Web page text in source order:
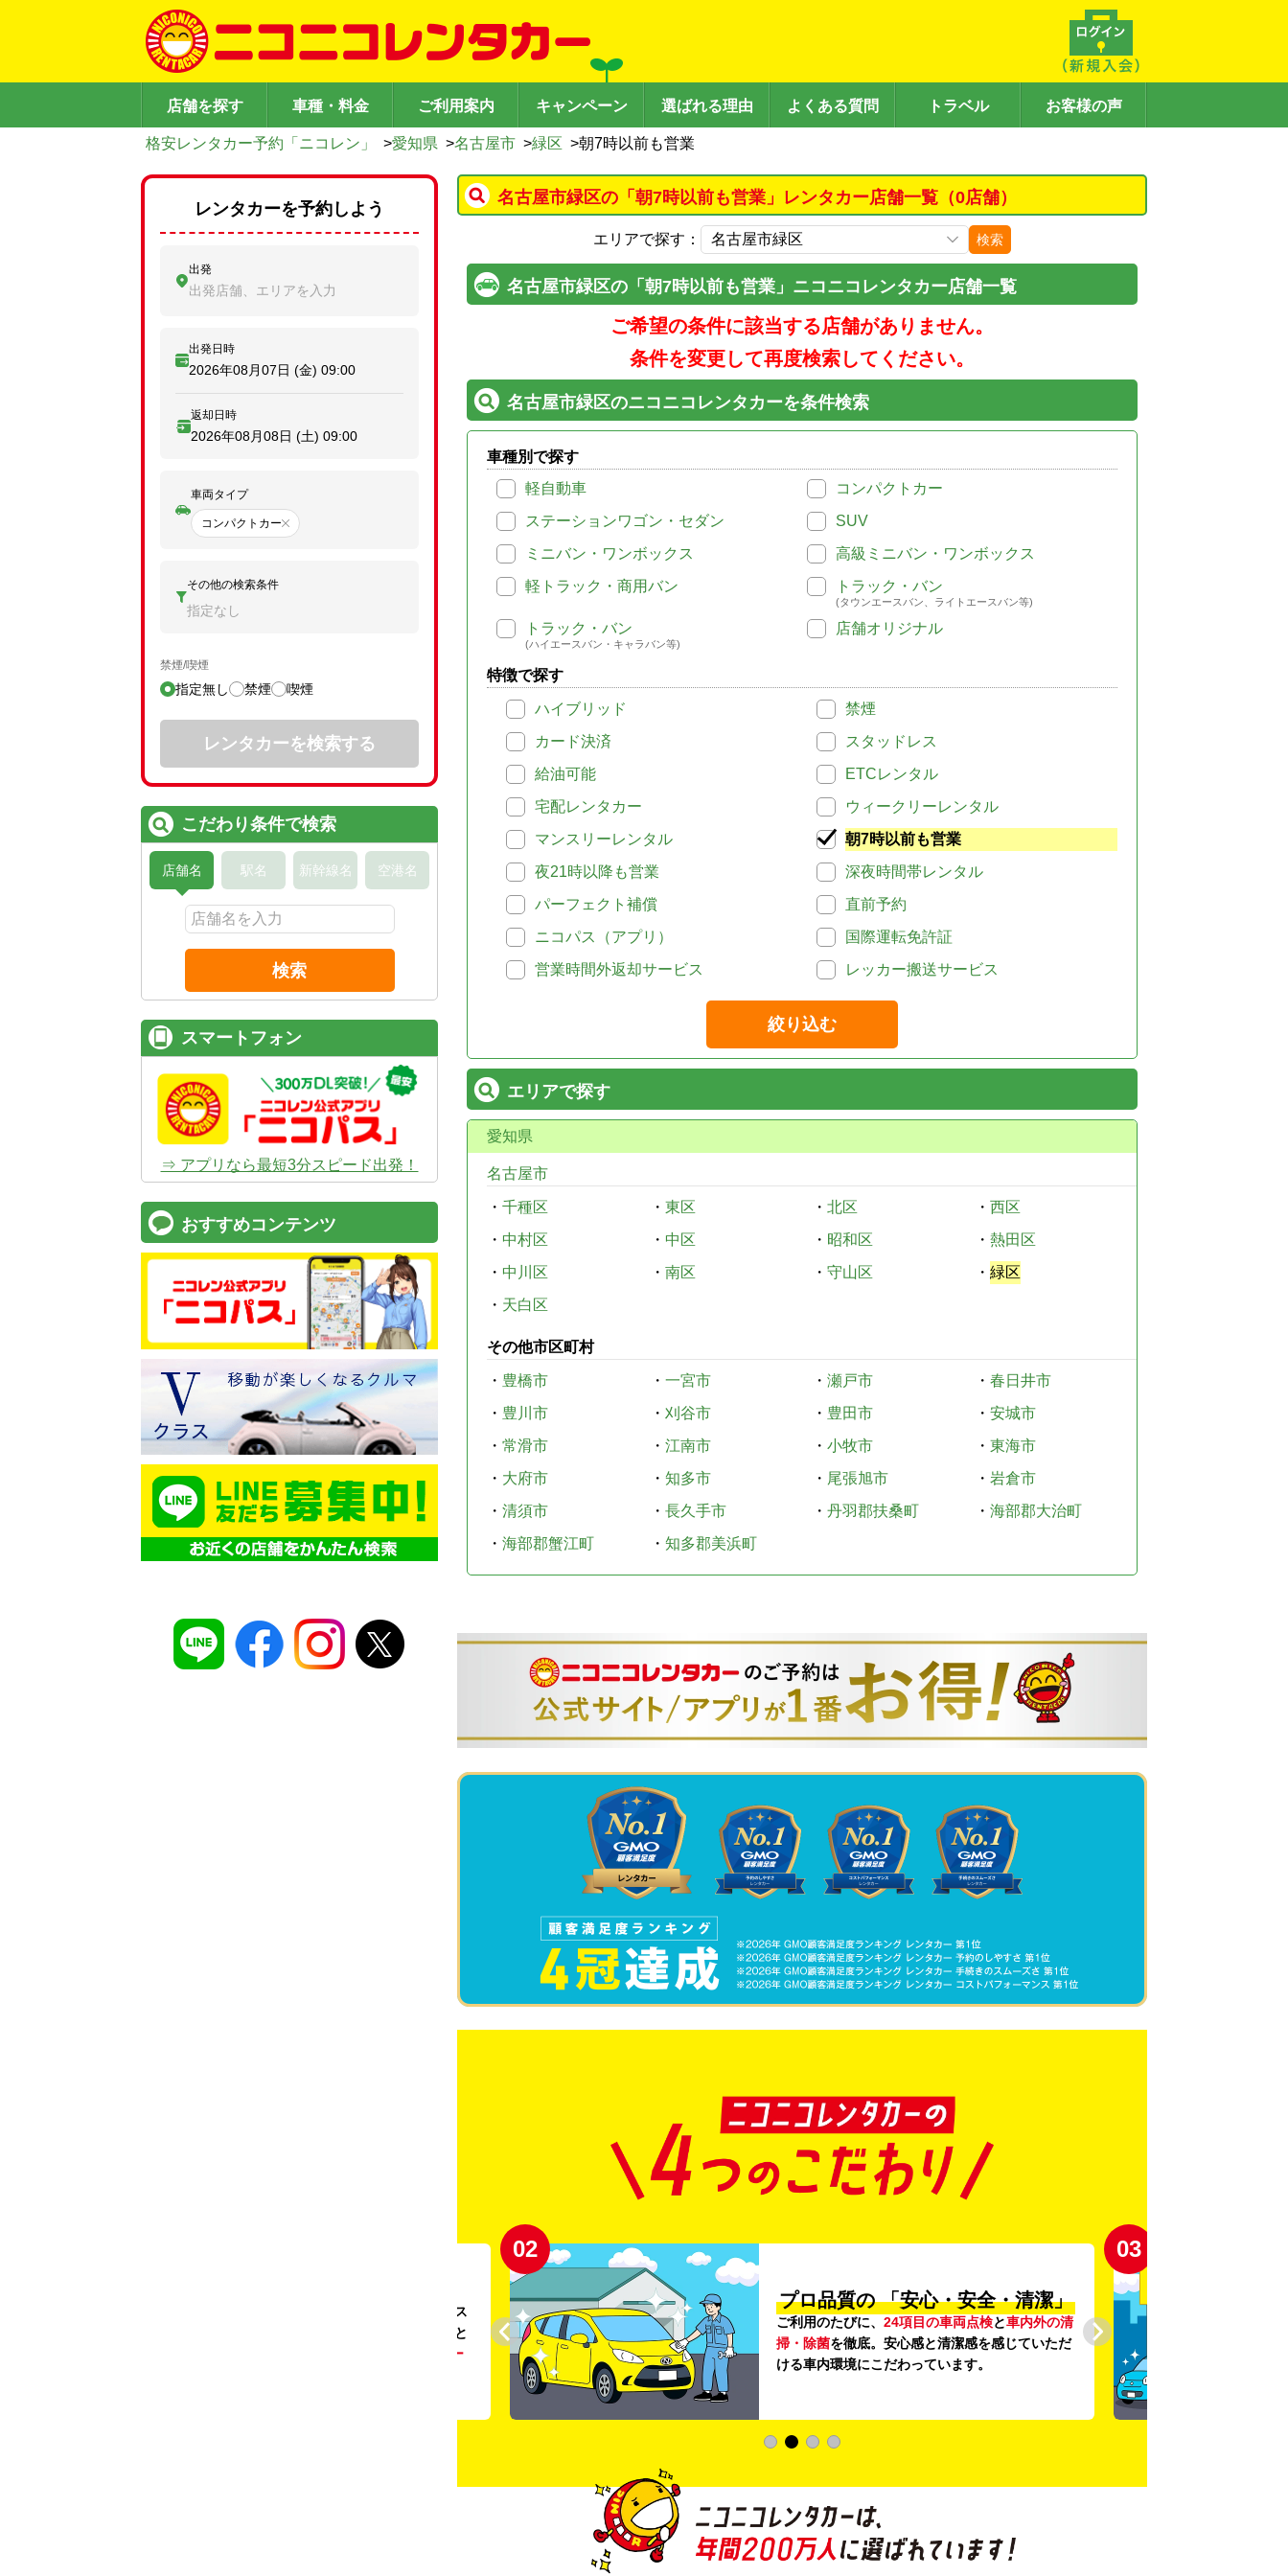
店舗を探す 車種・料金 ご利用案内 キャンペーン 選ばれる理由 よくある質問 トラベル お客様の声
格安レンタカー予約「ニコレン」 >愛知県 >名古屋市 >緑区 >朝7時以前も営業
名古屋市緑区の「朝7時以前も営業」レンタカー店舗一覧（0店舗）
エリアで探す： 検索
名古屋市緑区の「朝7時以前も営業」ニコニコレンタカー店舗一覧
ご希望の条件に該当する店舗がありません。
条件を変更して再度検索してください。
名古屋市緑区のニコニコレンタカーを条件検索
車種別で探す
軽自動車
コンパクトカー
ステーションワゴン・セダン
SUV
ミニバン・ワンボックス
高級ミニバン・ワンボックス
軽トラック・商用バン
トラック・バン
(タウンエースバン、ライトエースバン等)
トラック・バン
(ハイエースバン・キャラバン等)
店舗オリジナル
特徴で探す
ハイブリッド
禁煙
カード決済
スタッドレス
給油可能
ETCレンタル
宅配レンタカー
ウィークリーレンタル
マンスリーレンタル
朝7時以前も営業
夜21時以降も営業
深夜時間帯レンタル
パーフェクト補償
直前予約
ニコパス（アプリ）
国際運転免許証
営業時間外返却サービス
レッカー搬送サービス
絞り込む
エリアで探す
愛知県
名古屋市
・ 千種区 ・ 東区 ・ 北区 ・ 西区
・ 中村区 ・ 中区 ・ 昭和区 ・ 熱田区
・ 中川区 ・ 南区 ・ 守山区 ・ 緑区
・ 天白区
その他市区町村
・ 豊橋市 ・ 一宮市 ・ 瀬戸市 ・ 春日井市
・ 豊川市 ・ 刈谷市 ・ 豊田市 ・ 安城市
・ 常滑市 ・ 江南市 ・ 小牧市 ・ 東海市
・ 大府市 ・ 知多市 ・ 尾張旭市 ・ 岩倉市
・ 清須市 ・ 長久手市 ・ 丹羽郡扶桑町 ・ 海部郡大治町
・ 海部郡蟹江町 ・ 知多郡美浜町
。ガソリンス
タンドや整備工場の既存インフラを活用すること
リー
02
プロ品質の 「安心・安全・清潔」
ご利用のたびに、 24項目の車両点検と車内外の清
掃・除菌を徹底。安心感と清潔感を感じていただ
ける車内環境にこだわっています。
03
レンタカーを予約しよう
出発
出発店舗、エリアを入力
出発日時
2026年08月07日 (金) 09:00
返却日時
2026年08月08日 (土) 09:00
車両タイプ
コンパクトカー
その他の検索条件
指定なし
禁煙/喫煙
指定無し 禁煙 喫煙
レンタカーを検索する
こだわり条件で検索
店舗名 駅名 新幹線名 空港名
検索
スマートフォン
⇒ アプリなら最短3分スピード出発！
おすすめコンテンツ